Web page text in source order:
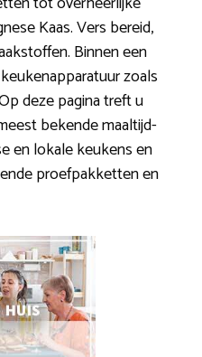
Kaas. Vers bereid,
Binnen een
zoals
deze pagina treft u
bekende maaltijd-
en lokale keukens en
proefpakketten en